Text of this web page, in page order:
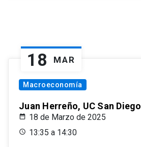
18 MAR
Macroeconomía
Juan Herreño, UC San Diego
18 de Marzo de 2025
13:35 a 14:30